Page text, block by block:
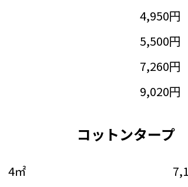
4,950円
5,500円
7,260円
9,020円
コットンタープ
4㎡